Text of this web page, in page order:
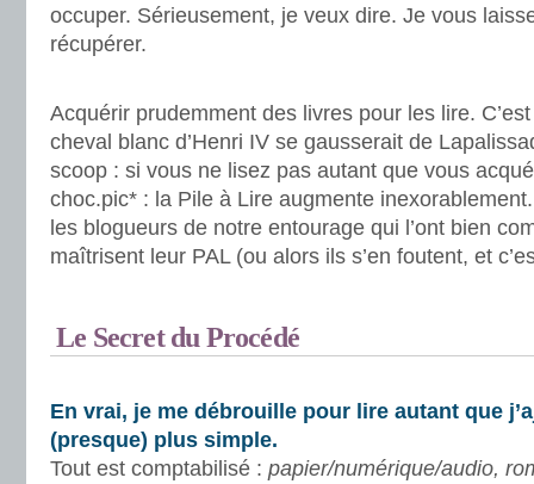
occuper. Sérieusement, je veux dire. Je vous
récupérer.
Acquérir prudemment des livres pour les lire.
cheval blanc d’Henri IV se gausserait de
scoop : si vous ne lisez pas autant que vous
choc.pic* : la Pile à Lire augmente
les blogueurs de notre entourage qui l’ont bien
maîtrisent leur PAL (ou alors ils s’en foutent, et
Le Secret du Procédé
En vrai, je me débrouille pour lire autant que
(presque) plus simple.
Tout est comptabilisé : papier/numérique/audio,